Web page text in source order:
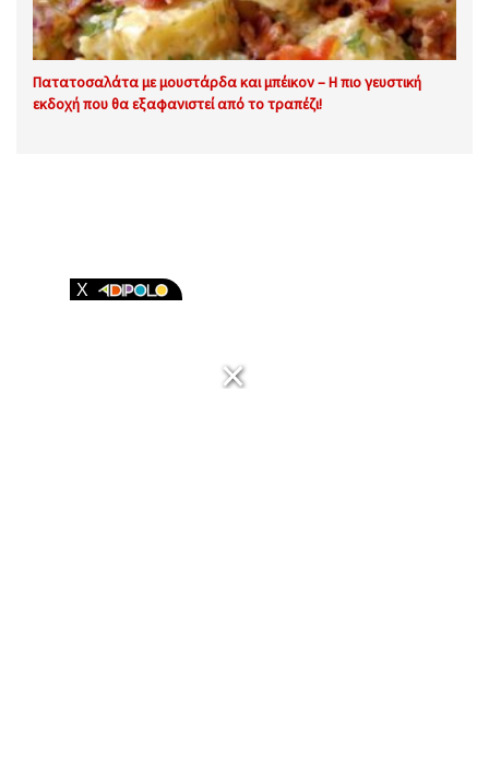
Πατατοσαλάτα με μουστάρδα και μπέικον – Η πιο γευστική
εκδοχή που θα εξαφανιστεί από το τραπέζι!